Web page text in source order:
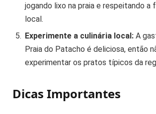
jogando lixo na praia e respeitando a
local.
Experimente a culinária local: A
Praia do Patacho é deliciosa, então
experimentar os pratos típicos da
Dicas Importantes